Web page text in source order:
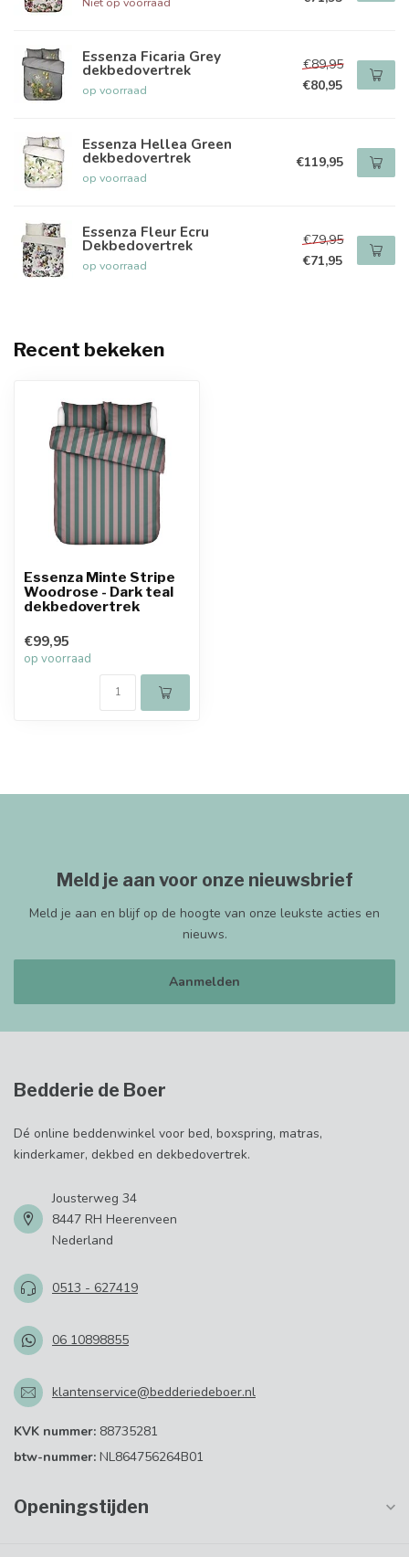
Essenza Ficaria Grey
dekbedovertrek
op voorraad
€89,95
€80,95
Essenza Hellea Green
dekbedovertrek
op voorraad
€119,95
Essenza Fleur Ecru
Dekbedovertrek
op voorraad
€79,95
€71,95
Recent bekeken
Essenza Minte Stripe
Woodrose - Dark teal
dekbedovertrek
€99,95
op voorraad
Meld je aan voor onze nieuwsbrief
Meld je aan en blijf op de hoogte van onze leukste acties en
nieuws.
Aanmelden
Bedderie de Boer
Dé online beddenwinkel voor bed, boxspring, matras,
kinderkamer, dekbed en dekbedovertrek.
Jousterweg 34
8447 RH Heerenveen
Nederland
0513 - 627419
06 10898855
klantenservice@bedderiedeboer.nl
KVK nummer: 88735281
btw-nummer: NL864756264B01
Openingstijden